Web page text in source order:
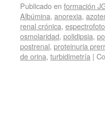
Publicado en formación
Albúmina, anorexia,
renal crónica,
osmolaridad, polidipsia,
postrenal, proteinuria
de orina, turbidimetría |